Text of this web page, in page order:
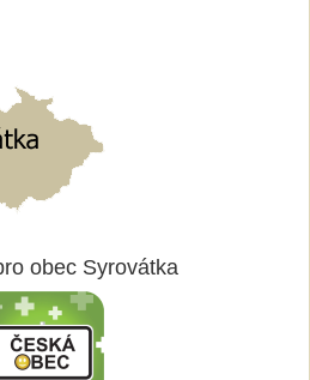
obec Syrovátka